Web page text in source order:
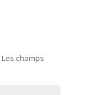
Les champs